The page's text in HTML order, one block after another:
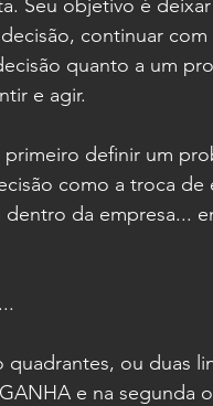
Seu objetivo é
continuar
quanto a um
e agir.
primeiro definir um
como a troca de
da empresa...
ou duas
e na segunda